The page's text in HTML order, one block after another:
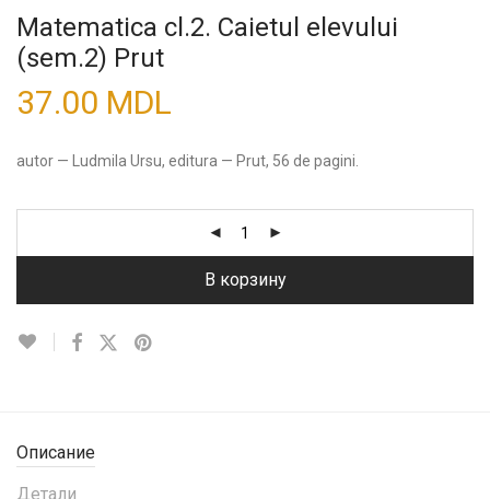
Matematica cl.2. Caietul elevului
(sem.2) Prut
37.00 MDL
autor — Ludmila Ursu, editura — Prut, 56 de pagini.
В корзину
Описание
Детали